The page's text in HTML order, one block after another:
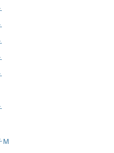
Ｍ